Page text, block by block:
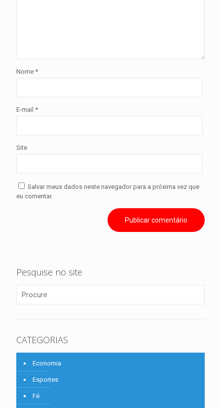
Nome *
E-mail *
Site
Salvar meus dados neste navegador para a próxima vez que
eu comentar.
Pesquise no site
CATEGORIAS
Economia
Esportes
Fé